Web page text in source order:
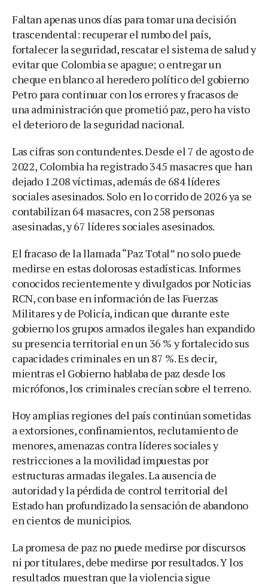
Faltan apenas unos días para tomar una decisión
trascendental: recuperar el rumbo del país,
fortalecer la seguridad, rescatar el sistema de salud y
evitar que Colombia se apague; o entregar un
cheque en blanco al heredero político del gobierno
Petro para continuar con los errores y fracasos de
una administración que prometió paz, pero ha visto
el deterioro de la seguridad nacional.
Las cifras son contundentes. Desde el 7 de agosto de
2022, Colombia ha registrado 345 masacres que han
dejado 1.208 víctimas, además de 684 líderes
sociales asesinados. Solo en lo corrido de 2026 ya se
contabilizan 64 masacres, con 258 personas
asesinadas, y 67 líderes sociales asesinados.
El fracaso de la llamada “Paz Total” no solo puede
medirse en estas dolorosas estadísticas. Informes
conocidos recientemente y divulgados por Noticias
RCN, con base en información de las Fuerzas
Militares y de Policía, indican que durante este
gobierno los grupos armados ilegales han expandido
su presencia territorial en un 36 % y fortalecido sus
capacidades criminales en un 87 %. Es decir,
mientras el Gobierno hablaba de paz desde los
micrófonos, los criminales crecían sobre el terreno.
Hoy amplias regiones del país continúan sometidas
a extorsiones, confinamientos, reclutamiento de
menores, amenazas contra líderes sociales y
restricciones a la movilidad impuestas por
estructuras armadas ilegales. La ausencia de
autoridad y la pérdida de control territorial del
Estado han profundizado la sensación de abandono
en cientos de municipios.
La promesa de paz no puede medirse por discursos
ni por titulares, debe medirse por resultados. Y los
resultados muestran que la violencia sigue